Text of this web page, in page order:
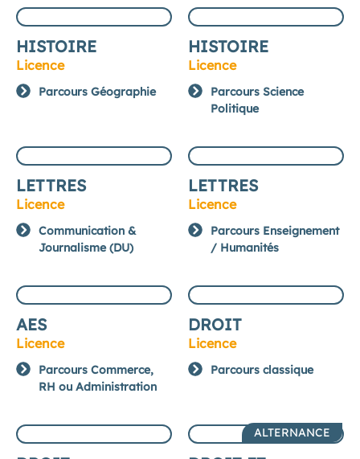
HISTOIRE
Licence
Parcours Géographie
HISTOIRE
Licence
Parcours Science
Politique
LETTRES
Licence
Communication &
Journalisme (DU)
LETTRES
Licence
Parcours Enseignement
/ Humanités
AES
Licence
Parcours Commerce,
RH ou Administration
DROIT
Licence
Parcours classique
ALTERNANCE